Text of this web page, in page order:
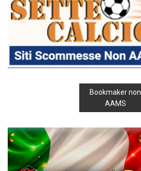
Bookmaker non
AAMS